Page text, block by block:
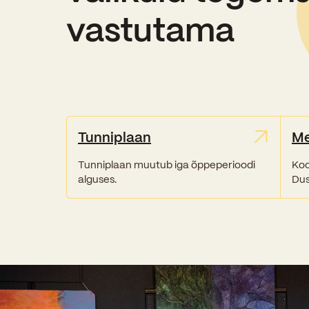
vastutama
Tunniplaan
Tunniplaan muutub iga õppeperioodi
alguses.